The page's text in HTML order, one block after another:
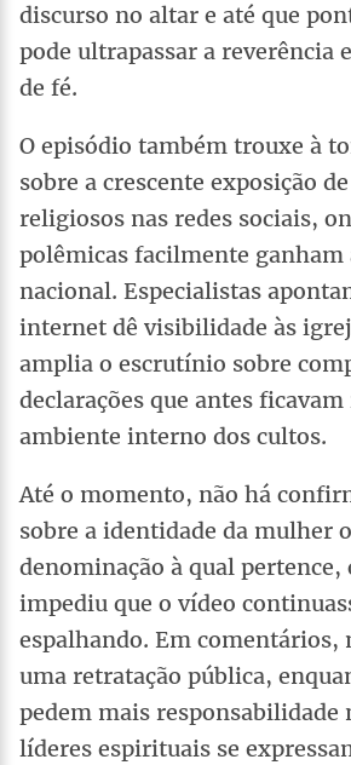
discurso no altar e até que
pode ultrapassar a reverência
de fé.
O episódio também trouxe à
sobre a crescente exposição
religiosos nas redes sociais,
polêmicas facilmente ganham
nacional. Especialistas
internet dê visibilidade às
amplia o escrutínio sobre
declarações que antes
ambiente interno dos cultos.
Até o momento, não há
sobre a identidade da mulher
denominação à qual pertence,
impediu que o vídeo
espalhando. Em comentários,
uma retratação pública,
pedem mais responsabilidade
líderes espirituais se